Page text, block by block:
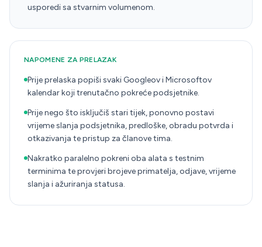
usporedi sa stvarnim volumenom.
NAPOMENE ZA PRELAZAK
Prije prelaska popiši svaki Googleov i Microsoftov
kalendar koji trenutačno pokreće podsjetnike.
Prije nego što isključiš stari tijek, ponovno postavi
vrijeme slanja podsjetnika, predloške, obradu potvrda i
otkazivanja te pristup za članove tima.
Nakratko paralelno pokreni oba alata s testnim
terminima te provjeri brojeve primatelja, odjave, vrijeme
slanja i ažuriranja statusa.